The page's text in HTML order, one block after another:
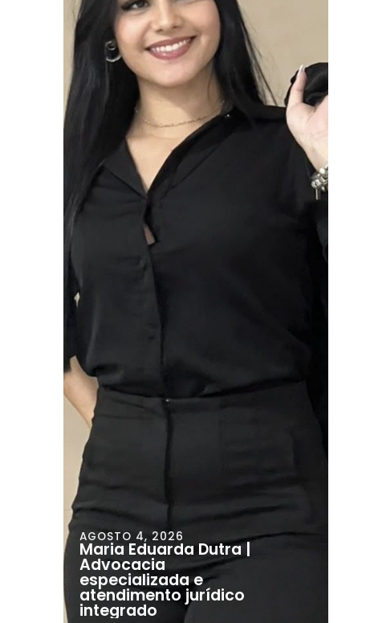
AGOSTO 4, 2026
Maria Eduarda Dutra |
Advocacia
especializada e
atendimento jurídico
integrado